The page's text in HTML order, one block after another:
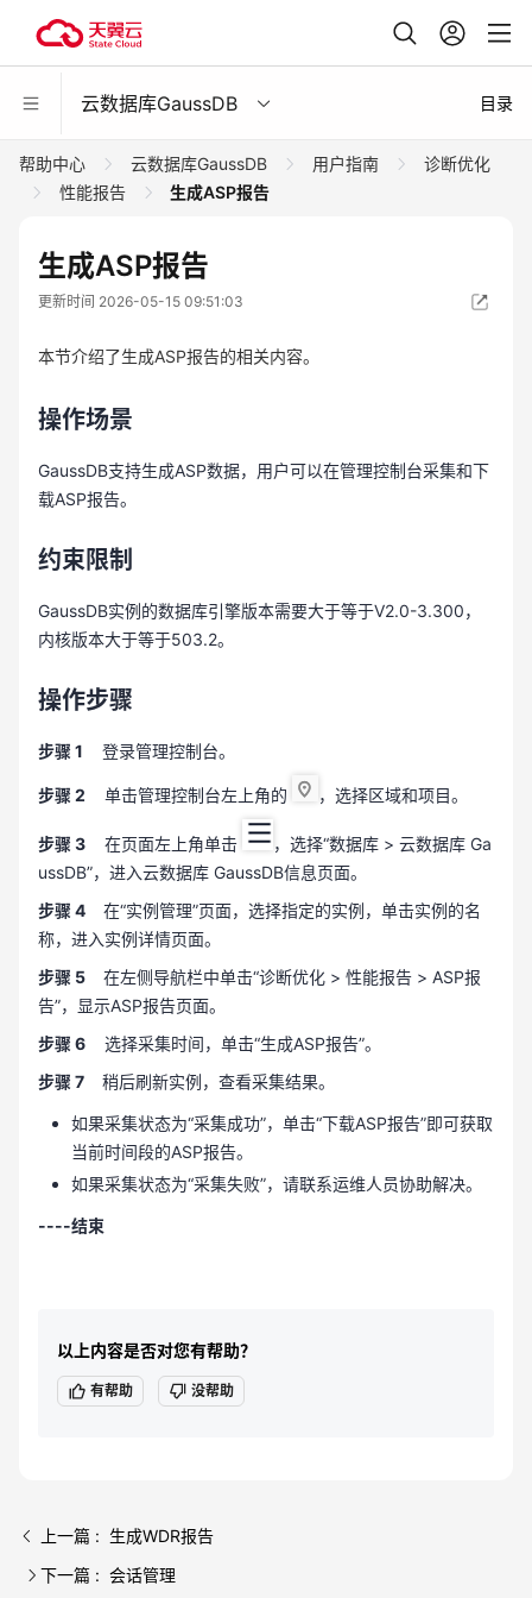
云数据库GaussDB 目录
帮助中心 云数据库GaussDB 用户指南
诊断优化
性能报告
生成ASP报告
生成ASP报告
更新时间 2026-05-15 09:51:03
本节介绍了生成ASP报告的相关内容。
操作场景
GaussDB支持生成ASP数据，用户可以在管理控制台采集和下
载ASP报告。
约束限制
GaussDB实例的数据库引擎版本需要大于等于V2.0-3.300，
内核版本大于等于503.2。
操作步骤
步骤 1 登录管理控制台。
步骤 2 单击管理控制台左上角的 ，选择区域和项目。
步骤 3 在页面左上角单击
，选择“数据库 > 云数据库 Ga
ussDB”，进入云数据库 GaussDB信息页面。
步骤 4
在“实例管理”页面，选择指定的实例，单击实例的名
称，进入实例详情页面。
步骤 5
在左侧导航栏中单击“诊断优化 > 性能报告 > ASP报
告”，显示ASP报告页面。
步骤 6 选择采集时间，单击“生成ASP报告”。
步骤 7
稍后刷新实例，查看采集结果。
如果采集状态为“采集成功”，单击“下载ASP报告”即可获取
当前时间段的ASP报告。
如果采集状态为“采集失败”，请联系运维人员协助解决。
----结束
以上内容是否对您有帮助？
有帮助 没帮助
上一篇 : 生成WDR报告
下一篇 : 会话管理